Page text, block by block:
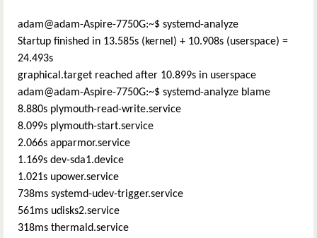
adam@adam-Aspire-7750G:~$ systemd-analyze
Startup finished in 13.585s (kernel) + 10.908s (userspace) =
24.493s
graphical.target reached after 10.899s in userspace
adam@adam-Aspire-7750G:~$ systemd-analyze blame
8.880s plymouth-read-write.service
8.099s plymouth-start.service
2.066s apparmor.service
1.169s dev-sda1.device
1.021s upower.service
738ms systemd-udev-trigger.service
561ms udisks2.service
318ms thermald.service